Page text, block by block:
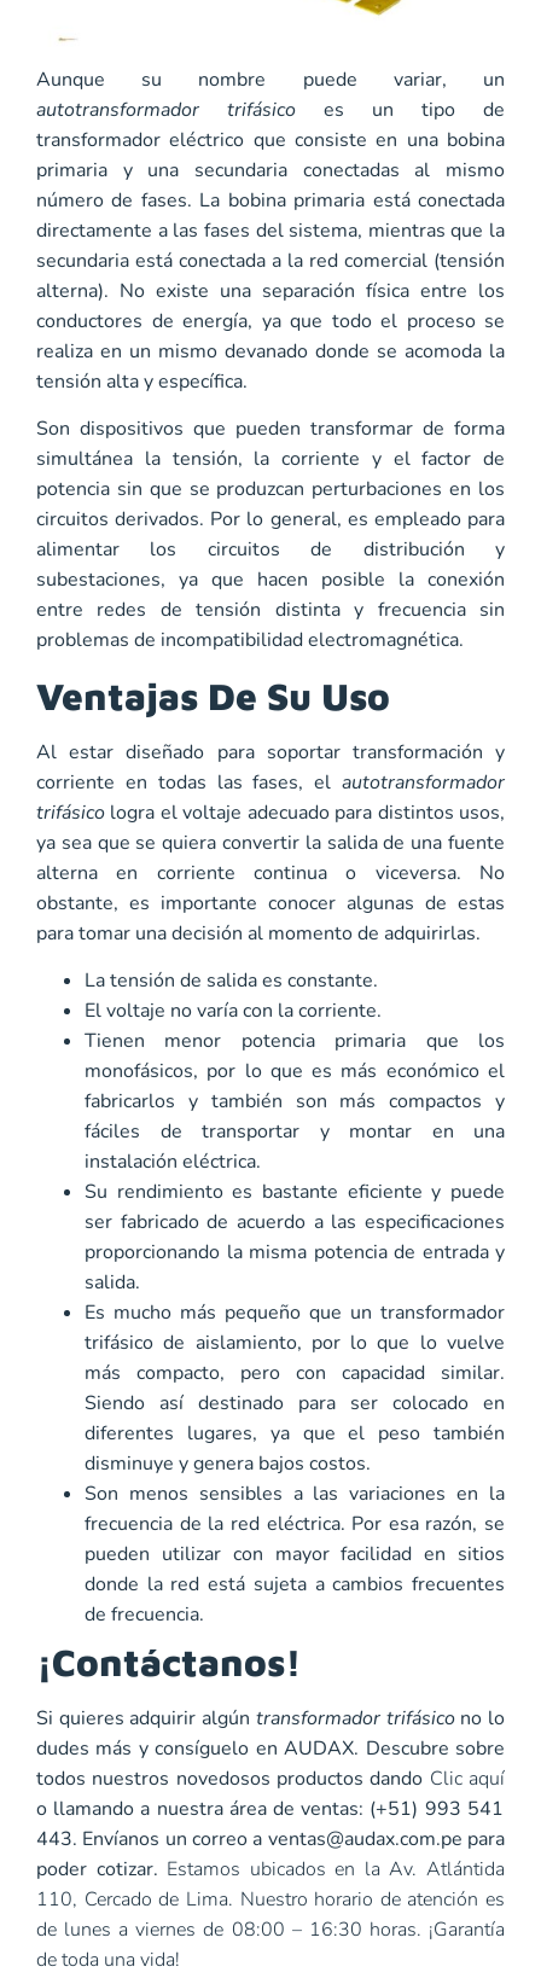
Aunque su nombre puede variar, un
autotransformador trifásico es un tipo de
transformador eléctrico que consiste en una bobina
primaria y una secundaria conectadas al mismo
número de fases. La bobina primaria está conectada
directamente a las fases del sistema, mientras que la
secundaria está conectada a la red comercial (tensión
alterna). No existe una separación física entre los
conductores de energía, ya que todo el proceso se
realiza en un mismo devanado donde se acomoda la
tensión alta y específica.
Son dispositivos que pueden transformar de forma
simultánea la tensión, la corriente y el factor de
potencia sin que se produzcan perturbaciones en los
circuitos derivados. Por lo general, es empleado para
alimentar los circuitos de distribución y
subestaciones, ya que hacen posible la conexión
entre redes de tensión distinta y frecuencia sin
problemas de incompatibilidad electromagnética.
Ventajas De Su Uso
Al estar diseñado para soportar transformación y
corriente en todas las fases, el autotransformador
trifásico logra el voltaje adecuado para distintos usos,
ya sea que se quiera convertir la salida de una fuente
alterna en corriente continua o viceversa. No
obstante, es importante conocer algunas de estas
para tomar una decisión al momento de adquirirlas.
La tensión de salida es constante.
El voltaje no varía con la corriente.
Tienen menor potencia primaria que los
monofásicos, por lo que es más económico el
fabricarlos y también son más compactos y
fáciles de transportar y montar en una
instalación eléctrica.
Su rendimiento es bastante eficiente y puede
ser fabricado de acuerdo a las especificaciones
proporcionando la misma potencia de entrada y
salida.
Es mucho más pequeño que un transformador
trifásico de aislamiento, por lo que lo vuelve
más compacto, pero con capacidad similar.
Siendo así destinado para ser colocado en
diferentes lugares, ya que el peso también
disminuye y genera bajos costos.
Son menos sensibles a las variaciones en la
frecuencia de la red eléctrica. Por esa razón, se
pueden utilizar con mayor facilidad en sitios
donde la red está sujeta a cambios frecuentes
de frecuencia.
¡Contáctanos!
Si quieres adquirir algún transformador trifásicono lo
dudes más y consíguelo en AUDAX. Descubre sobre
todos nuestros novedosos productos dando Clic aquí
o llamando a nuestra área de ventas: (+51) 993 541
443. Envíanos un correo a ventas@audax.com.pe para
poder cotizar. Estamos ubicados en la Av. Atlántida
110, Cercado de Lima. Nuestro horario de atención es
de lunes a viernes de 08:00 – 16:30 horas. ¡Garantía
de toda una vida!